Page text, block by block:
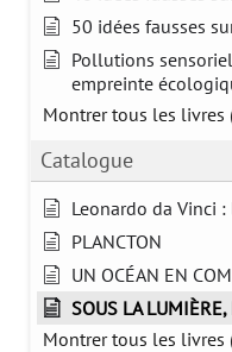
50 idées fausses
Pollutions
empreinte
Montrer tous les livres
Catalogue
Leonardo da Vinci
PLANCTON
UN OCÉAN EN
SOUS LA
Montrer tous les livres